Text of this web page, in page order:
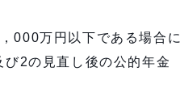
000万円以下である場合に
2の見直し後の公的年金